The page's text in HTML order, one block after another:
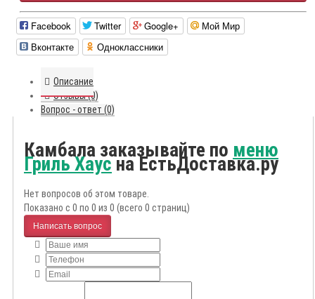
Facebook Twitter Google+
Мой Мир
Вконтакте
Одноклассники
Описание
Отзывы (0)
Вопрос - ответ (0)
Камбала заказывайте по меню
Гриль Хаусна ЕстьДоставка.ру
Нет вопросов об этом товаре.
Показано с 0 по 0 из 0 (всего 0 страниц)
Написать вопрос